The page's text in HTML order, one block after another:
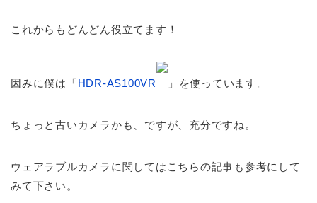
これからもどんどん役立てます！
因みに僕は「HDR-AS100VR 」を使っています。
ちょっと古いカメラかも、ですが、充分ですね。
ウェアラブルカメラに関してはこちらの記事も参考にして
みて下さい。